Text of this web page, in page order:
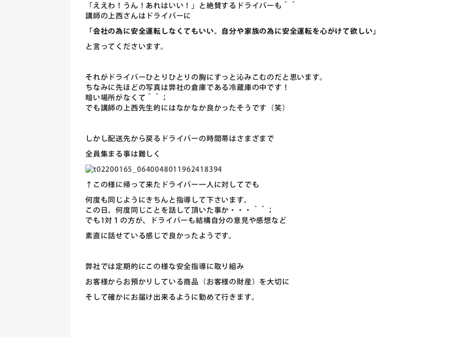
「ええわ！うん！あれはいい！」と絶賛するドライバーも＾＾
講師の上西さんはドライバーに
「会社の為に安全運転しなくてもいい。自分や家族の為に安全運転を心がけて欲しい」
と言ってくださいます。
それがドライバーひとりひとりの胸にすっと沁みこむのだと思います。
ちなみに先ほどの写真は弊社の倉庫である冷蔵庫の中です！
暗い場所がなくて＾＾；
でも講師の上西先生的にはなかなか良かったそうです（笑）
しかし配送先から戻るドライバーの時間帯はさまざまで
全員集まる事は難しく
↑この様に帰って来たドライバー一人に対してでも
何度も同じようにきちんと指導して下さいます。
この日、何度同じことを話して頂いた事か・・・＾＾；
でも1対１の方が、ドライバーも結構自分の意見や感想など
素直に話せている感じで良かったようです。
弊社では定期的にこの様な安全指導に取り組み
お客様からお預かりしている商品（お客様の財産）を大切に
そして確かにお届け出来るように勤めて行きます。